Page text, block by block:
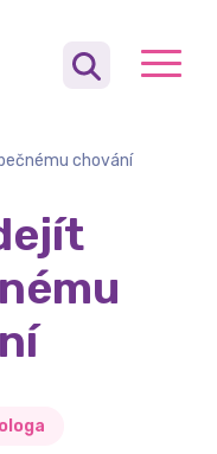
chování